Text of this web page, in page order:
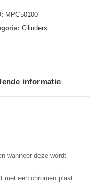
MPC50100
Cilinders
informatie
wanneer deze wordt
met een chromen plaat.